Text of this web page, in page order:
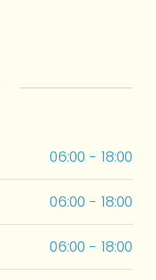
06:00 - 18:00
06:00 - 18:00
06:00 - 18:00